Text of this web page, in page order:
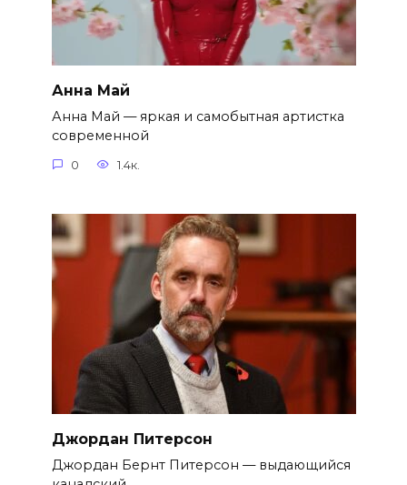
Анна Май
Анна Май — яркая и самобытная артистка
современной
0 1.4к.
Джордан Питерсон
Джордан Бернт Питерсон — выдающийся